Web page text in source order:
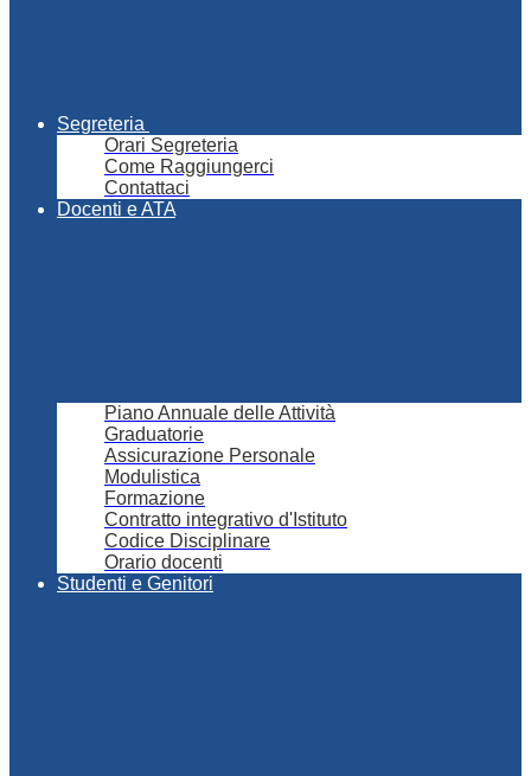
Segreteria
Orari Segreteria
Come Raggiungerci
Contattaci
Docenti e ATA
Piano Annuale delle Attività
Graduatorie
Assicurazione Personale
Modulistica
Formazione
Contratto integrativo d'Istituto
Codice Disciplinare
Orario docenti
Studenti e Genitori